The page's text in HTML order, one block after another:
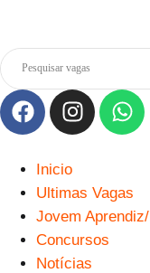
Inicio
Ultimas Vagas
Jovem
Concursos
Notícias